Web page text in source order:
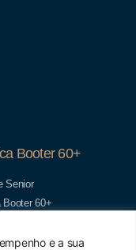
e a sua
Booter 60+
Senior
Booter 60+
para internação